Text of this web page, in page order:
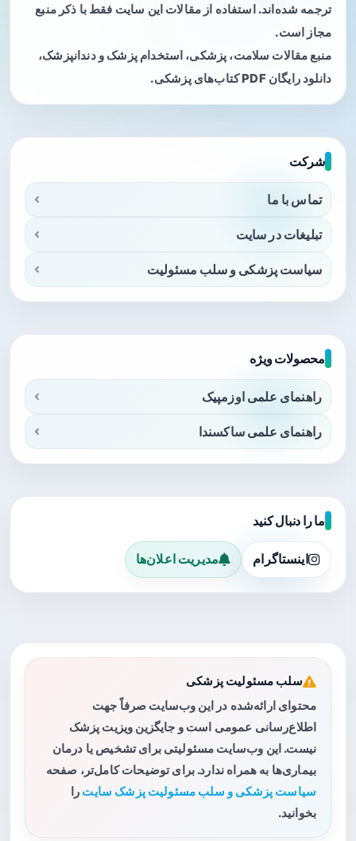
ترجمه شده‌اند. استفاده از مقالات این سایت فقط با ذکر منبع
مجاز است.
منبع مقالات سلامت، پزشکی، استخدام پزشک و دندانپزشک،
دانلود رایگان PDF کتاب‌های پزشکی.
شرکت
تماس با ما
تبلیغات در سایت
سیاست پزشکی و سلب مسئولیت
محصولات ویژه
راهنمای علمی اوزمپیک
راهنمای علمی ساکسندا
ما را دنبال کنید
اینستاگرام مدیریت اعلان‌ها
سلب مسئولیت پزشکی
محتوای ارائه‌شده در این وب‌سایت صرفاً جهت
اطلاع‌رسانی عمومی است و جایگزین ویزیت پزشک
نیست. این وب‌سایت مسئولیتی برای تشخیص یا درمان
بیماری‌ها به همراه ندارد. برای توضیحات کامل‌تر، صفحه
سیاست پزشکی و سلب مسئولیت پزشک سایت را
بخوانید.